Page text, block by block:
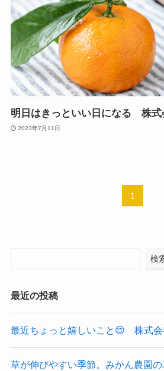
明日はきっといい日になる 株式
2023年7月11日
1
検
最近の投稿
最近ちょっと嬉しいこと😌 株式
草が伸びやすい季節。みかん農園